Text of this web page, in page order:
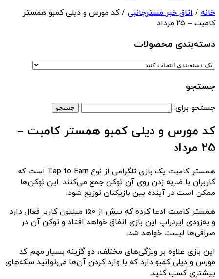
خانه / اتاق خبر مسترجانبی / کد مورس و دیلی کمبو همستر
کامبت – ۲۵ مرداد
دسته‌بندی‌ محصولات
جستجو
جستجو برای:
کد مورس و دیلی کمبو همستر کامبت –
۲۵ مرداد
همستر کامبت یک بازی تلگرامی از نوع Tap to Earn است که
کاربران با ضربه زدن روی آن توکن جمع می‌کنند. این توکن‌ها
ممکن است در آینده بین بازیکنان توزیع شود.
همستر کامبت ادعا کرده که بیش از ۱۵۰ میلیون کاربر فعال دارد
و به‌زودی ایردراپ این بازی اتفاق خواهد افتاد و توکن آن در
صرافی‌ها لیست خواهد شد.
این بازی علاوه بر ویژگی‌های مختلف، دو گزینه بسیار مهم کد
مورس و دیلی کمبو دارد که با وارد کردن آن‌ها می‌توانید سکه‌های
بیشتری کسب کنید.